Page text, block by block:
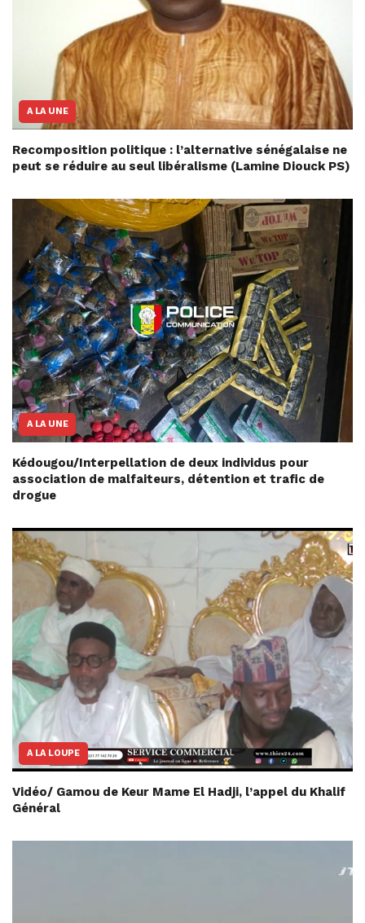
A LA UNE
Recomposition politique : l’alternative sénégalaise ne
peut se réduire au seul libéralisme (Lamine Diouck PS)
A LA UNE
Kédougou/Interpellation de deux individus pour
association de malfaiteurs, détention et trafic de
drogue
A LA LOUPE
Vidéo/ Gamou de Keur Mame El Hadji, l’appel du Khalif
Général